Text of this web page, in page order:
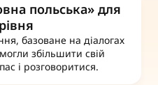
польська» для
базоване на діалогах
збільшити свій
і розговоритися.